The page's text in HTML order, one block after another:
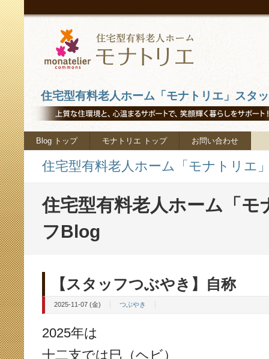
住宅型有料老人ホーム「モナトリエ」スタ
Blog トップ モナトリエ トップ お問い合わせ
住宅型有料老人ホーム「モナトリエ
住宅型有料老人ホーム「モ
フBlog
【スタッフつぶやき】自称
2025-11-07 (金) つぶやき
2025年は
十二支では巳（ヘビ）